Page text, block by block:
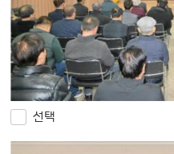
선택